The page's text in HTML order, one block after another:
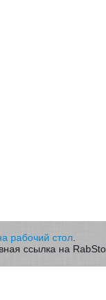
рабочий стол
ссылка на